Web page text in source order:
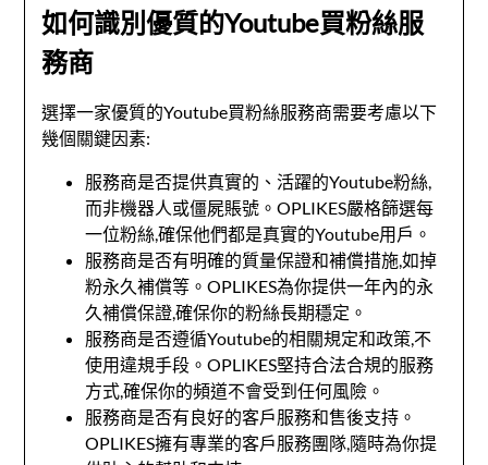
如何識別優質的Youtube買粉絲服
務商
選擇一家優質的Youtube買粉絲服務商需要考慮以下
幾個關鍵因素:
服務商是否提供真實的、活躍的Youtube粉絲,
而非機器人或僵屍賬號。OPLIKES嚴格篩選每
一位粉絲,確保他們都是真實的Youtube用戶。
服務商是否有明確的質量保證和補償措施,如掉
粉永久補償等。OPLIKES為你提供一年內的永
久補償保證,確保你的粉絲長期穩定。
服務商是否遵循Youtube的相關規定和政策,不
使用違規手段。OPLIKES堅持合法合規的服務
方式,確保你的頻道不會受到任何風險。
服務商是否有良好的客戶服務和售後支持。
OPLIKES擁有專業的客戶服務團隊,隨時為你提